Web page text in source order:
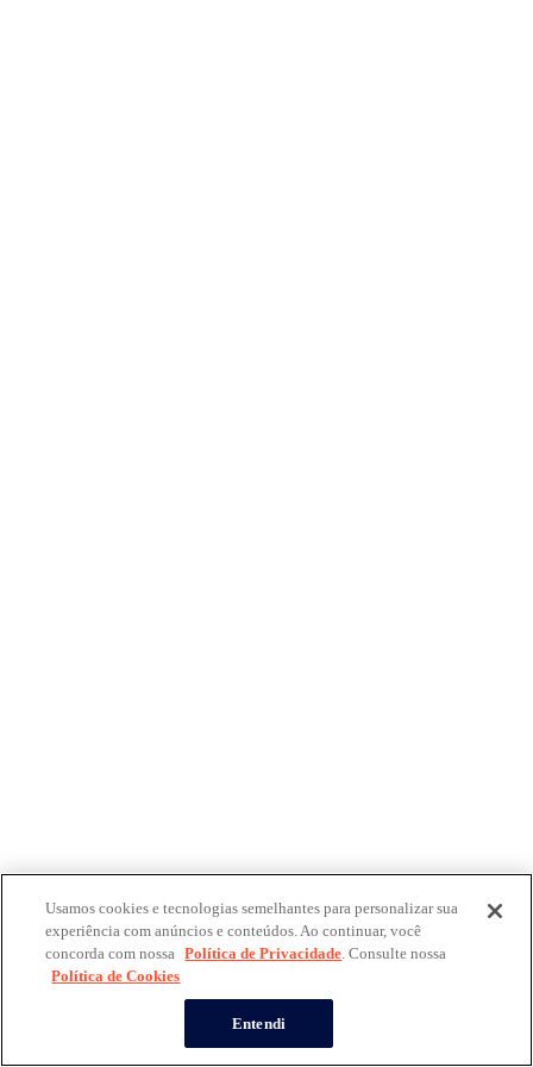
Usamos cookies e tecnologias semelhantes para personalizar sua
experiência com anúncios e conteúdos. Ao continuar, você
concorda com nossa Política de Privacidade. Consulte nossa
Política de Cookies
Entendi